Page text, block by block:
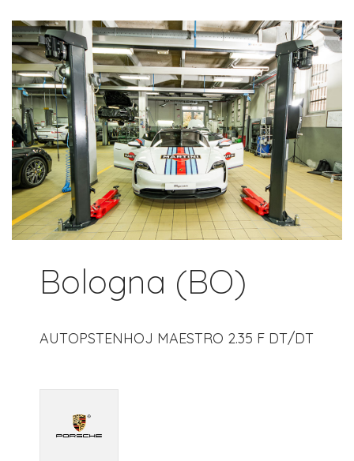
Bologna (BO)
AUTOPSTENHOJ MAESTRO 2.35 F DT/DT